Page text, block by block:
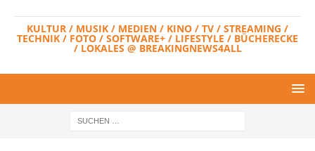
KULTUR / MUSIK / MEDIEN / KINO / TV / STREAMING /
TECHNIK / FOTO / SOFTWARE+ / LIFESTYLE / BÜCHERECKE
/ LOKALES @ BREAKINGNEWS4ALL